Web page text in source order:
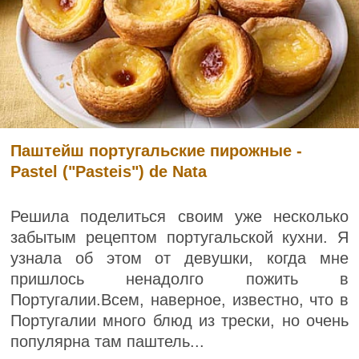
Паштейш португальские пирожные -
Pastel ("Pasteis") de Nata
Решила поделиться своим уже несколько
забытым рецептом португальской кухни. Я
узнала об этом от девушки, когда мне
пришлось ненадолго пожить в
Португалии.Всем, наверное, известно, что в
Португалии много блюд из трески, но очень
популярна там паштель...